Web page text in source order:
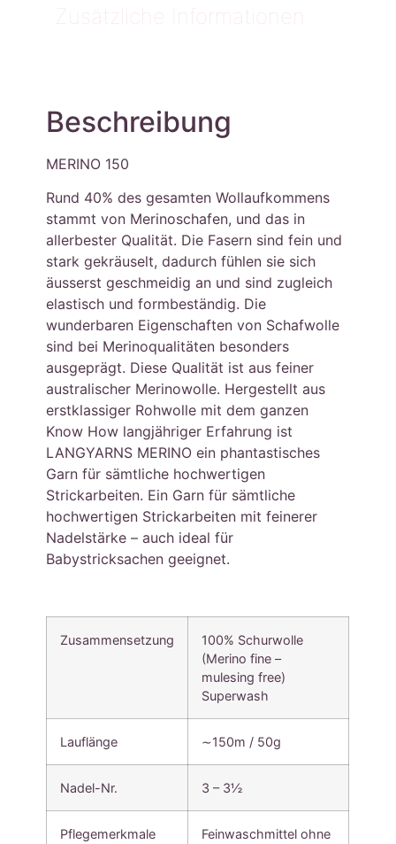
Zusätzliche Informationen
Beschreibung
MERINO 150
Rund 40% des gesamten Wollaufkommens
stammt von Merinoschafen, und das in
allerbester Qualität. Die Fasern sind fein und
stark gekräuselt, dadurch fühlen sie sich
äusserst geschmeidig an und sind zugleich
elastisch und formbeständig. Die
wunderbaren Eigenschaften von Schafwolle
sind bei Merinoqualitäten besonders
ausgeprägt. Diese Qualität ist aus feiner
australischer Merinowolle. Hergestellt aus
erstklassiger Rohwolle mit dem ganzen
Know How langjähriger Erfahrung ist
LANGYARNS MERINO ein phantastisches
Garn für sämtliche hochwertigen
Strickarbeiten. Ein Garn für sämtliche
hochwertigen Strickarbeiten mit feinerer
Nadelstärke – auch ideal für
Babystricksachen geeignet.
Zusammensetzung
100% Schurwolle
(Merino fine –
mulesing free)
Superwash
Lauflänge ∼150m / 50g
Nadel-Nr. 3 – 3½
Pflegemerkmale
Feinwaschmittel ohne